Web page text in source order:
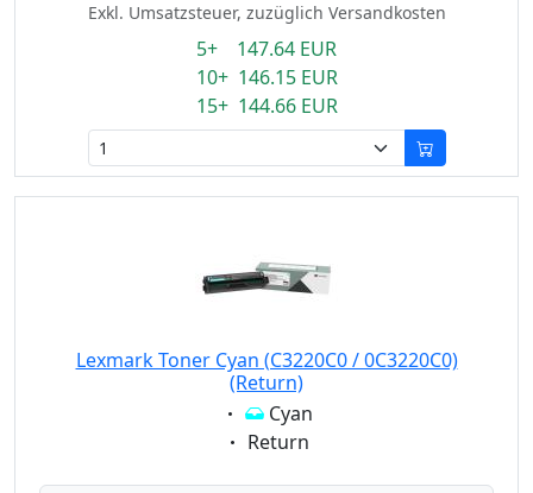
Exkl. Umsatzsteuer, zuzüglich Versandkosten
5+ 147.64 EUR
10+ 146.15 EUR
15+ 144.66 EUR
Lexmark Toner Cyan (C3220C0 / 0C3220C0)
(Return)
Eigenschaft:
Cyan
Eigenschaft:
Return